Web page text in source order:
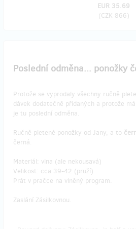
EUR 35.69
(CZK 866)
Poslední odměna... ponožky
Protože se vyprodaly všechny ručně
dávek dodatečně přidaných a protože
je tu poslední odměna.
Ručně pletené ponožky od Jany, a to
černá.
Materiál: vlna (ale nekousavá)
Velikost: cca 39-42 (pruží)
Prát v pračce na vlněný program.
Zaslání Zásilkovnou.